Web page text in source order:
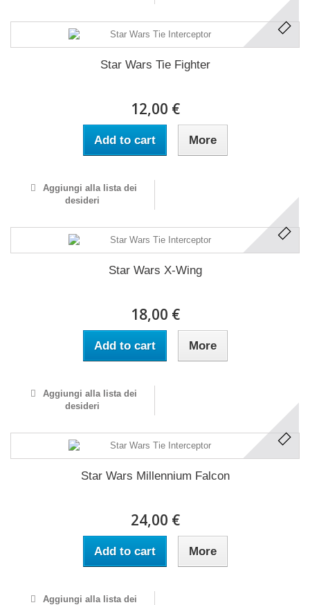
Star Wars Tie Fighter
12,00 €
Add to cart More
Aggiungi alla lista dei
desideri
Star Wars X-Wing
18,00 €
Add to cart More
Aggiungi alla lista dei
desideri
Star Wars Millennium Falcon
24,00 €
Add to cart More
Aggiungi alla lista dei